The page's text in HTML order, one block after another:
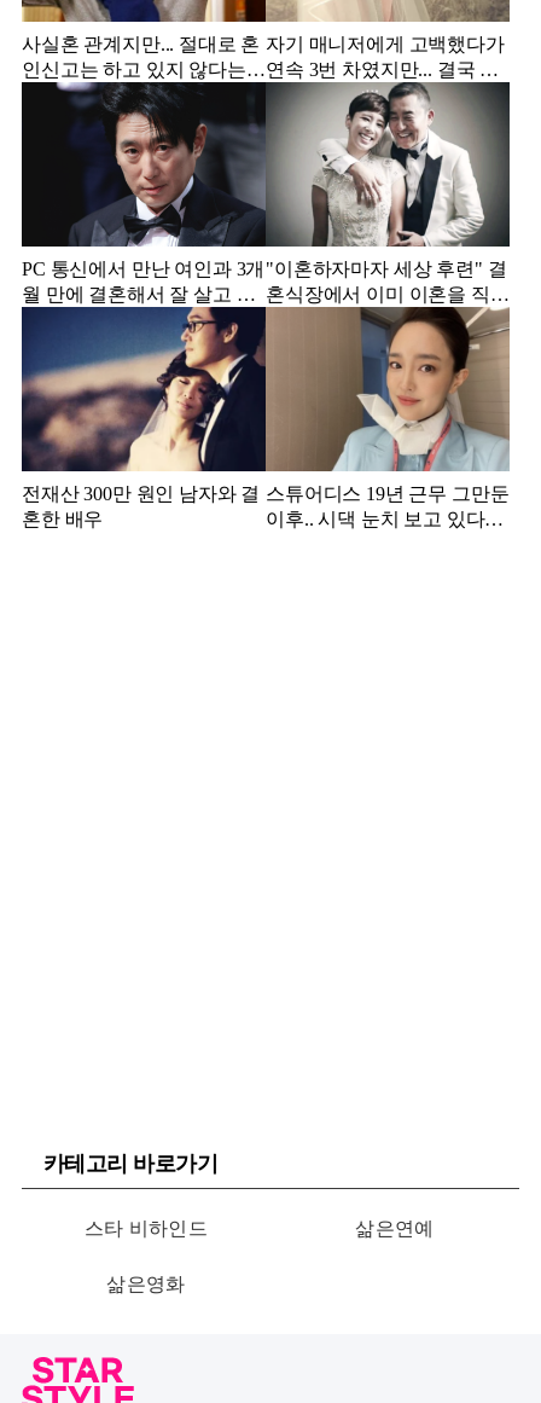
사실혼 관계지만... 절대로 혼
인신고는 하고 있지 않다는
배우
자기 매니저에게 고백했다가
연속 3번 차였지만... 결국 결
혼에 성공한 배우
PC 통신에서 만난 여인과 3개
월 만에 결혼해서 잘 살고 있
"이혼하자마자 세상 후련" 결
혼식장에서 이미 이혼을 직감
했었다는 배우
전재산 300만 원인 남자와 결
혼한 배우
스튜어디스 19년 근무 그만둔
이후.. 시댁 눈치 보고 있다는
카테고리 바로가기
스타 비하인드 삶은연예
삶은영화